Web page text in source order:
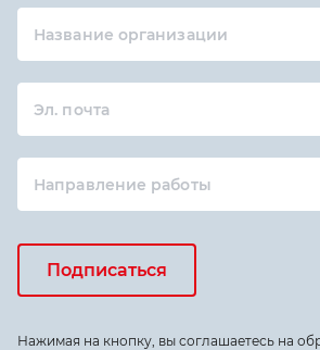
Название организации
Эл. почта
Направление работы
Подписаться
Нажимая на кнопку, вы соглашаетесь на